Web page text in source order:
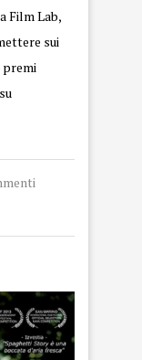
Film Lab,
sui
premi